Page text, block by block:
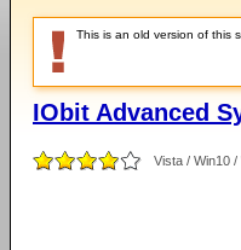
This is an old version of this
IObit Advanced
Vista / Win10 /